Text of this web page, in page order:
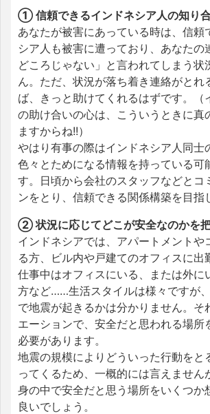
① 信頼できるインドネシア人の知り
あなたが被害にあっている時は、信頼
シア人も被害に遭っており、あなたの
どころじゃない」と言われてしまう状
ん。ただ、状況が落ち着き連絡がとれ
ば、きっと助けてくれるはずです。（
の助け合いの心は、こういうときに真
ますからね!!）
やはり有事の際はインドネシア人同士
色々とためになる情報を持っている可
す。日頃から会社のスタッフなどとコ
ンをとり、信頼できる関係構築を目指
② 状況に応じてどこが安全なのかを
インドネシアでは、アパートメントや
る方、ビル内や戸建てのオフィスに出
仕事中はオフィスにいる、または外に
方など……生活スタイルは様々ですが
で地震が起きるかは分かりません。そ
エーションで、安全だと思われる場所
必要があります。
地震の規模によりどういった行動をと
ってくるため、一概的には言えません
身の中で安全だと思う場所をいくつか
良いでしょう。